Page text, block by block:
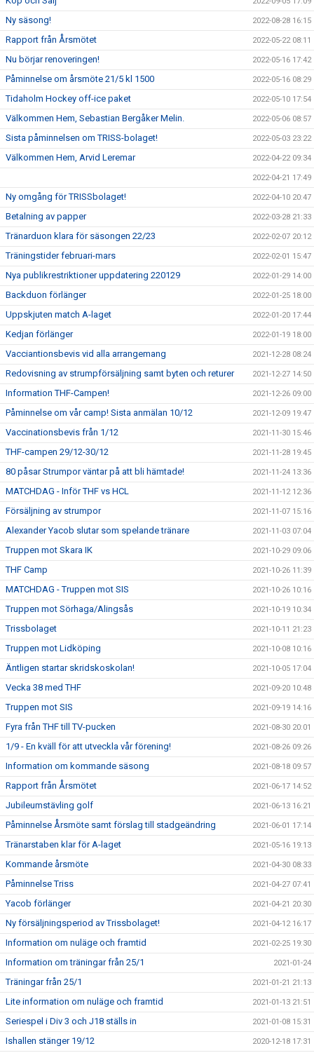
Ny säsong! 2022-08-28 16:15
Rapport från Årsmötet 2022-05-22 08:11
Nu börjar renoveringen! 2022-05-16 17:42
Påminnelse om årsmöte 21/5 kl 1500 2022-05-16 08:29
Tidaholm Hockey off-ice paket 2022-05-10 17:54
Välkommen Hem, Sebastian Bergåker Melin. 2022-05-06 08:57
Sista påminnelsen om TRISS-bolaget! 2022-05-03 23:22
Välkommen Hem, Arvid Leremar 2022-04-22 09:34
2022-04-21 17:49
Ny omgång för TRISSbolaget! 2022-04-10 20:47
Betalning av papper 2022-03-28 21:33
Tränarduon klara för säsongen 22/23 2022-02-07 20:12
Träningstider februari-mars 2022-02-01 15:47
Nya publikrestriktioner uppdatering 220129 2022-01-29 14:00
Backduon förlänger 2022-01-25 18:00
Uppskjuten match A-laget 2022-01-20 17:44
Kedjan förlänger 2022-01-19 18:00
Vacciantionsbevis vid alla arrangemang 2021-12-28 08:24
Redovisning av strumpförsäljning samt byten och returer 2021-12-27 14:50
Information THF-Campen! 2021-12-26 09:00
Påminnelse om vår camp! Sista anmälan 10/12 2021-12-09 19:47
Vaccinationsbevis från 1/12 2021-11-30 15:46
THF-campen 29/12-30/12 2021-11-28 19:45
80 påsar Strumpor väntar på att bli hämtade! 2021-11-24 13:36
MATCHDAG - Inför THF vs HCL 2021-11-12 12:36
Försäljning av strumpor 2021-11-07 15:16
Alexander Yacob slutar som spelande tränare 2021-11-03 07:04
Truppen mot Skara IK 2021-10-29 09:06
THF Camp 2021-10-26 11:39
MATCHDAG - Truppen mot SIS 2021-10-26 10:16
Truppen mot Sörhaga/Alingsås 2021-10-19 10:34
Trissbolaget 2021-10-11 21:23
Truppen mot Lidköping 2021-10-08 10:16
Äntligen startar skridskoskolan! 2021-10-05 17:04
Vecka 38 med THF 2021-09-20 10:48
Truppen mot SIS 2021-09-19 14:16
Fyra från THF till TV-pucken 2021-08-30 20:01
1/9 - En kväll för att utveckla vår förening! 2021-08-26 09:26
Information om kommande säsong 2021-08-18 09:57
Rapport från Årsmötet 2021-06-17 14:52
Jubileumstävling golf 2021-06-13 16:21
Påminnelse Årsmöte samt förslag till stadgeändring 2021-06-01 17:14
Tränarstaben klar för A-laget 2021-05-16 19:13
Kommande årsmöte 2021-04-30 08:33
Påminnelse Triss 2021-04-27 07:41
Yacob förlänger 2021-04-21 20:30
Ny försäljningsperiod av Trissbolaget! 2021-04-12 16:17
Information om nuläge och framtid 2021-02-25 19:30
Information om träningar från 25/1 2021-01-24
Träningar från 25/1 2021-01-21 21:13
Lite information om nuläge och framtid 2021-01-13 21:51
Seriespel i Div 3 och J18 ställs in 2021-01-08 15:31
Ishallen stänger 19/12 2020-12-18 17:31